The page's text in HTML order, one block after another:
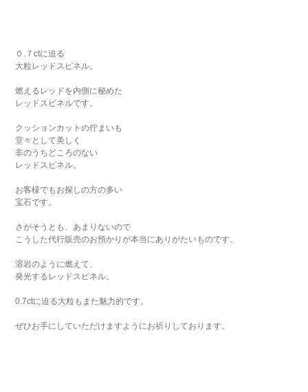
０.７ctに迫る
大粒レッドスピネル。
燃えるレッドを内側に秘めた
レッドスピネルです。
クッションカットの佇まいも
堂々として美しく
非のうちどころのない
レッドスピネル。
お客様でもお探しの方の多い
宝石です。
さがそうとも、あまりないので
こうした代行販売のお預かりが本当にありがたいものです。
溶岩のように燃えて、
発光するレッドスピネル。
0.7ctに迫る大粒もまた魅力的です。
ぜひお手にしていただけますようにお祈りしております。